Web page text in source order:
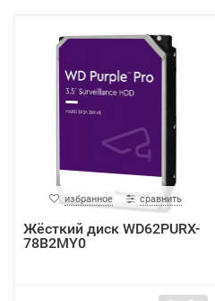
избранное сравнить
Жёсткий диск WD62PURX-
78B2MY0